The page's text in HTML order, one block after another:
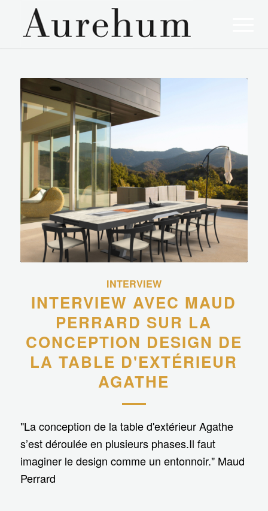
INTERVIEW
INTERVIEW AVEC MAUD
PERRARD SUR LA
CONCEPTION DESIGN DE
LA TABLE D'EXTÉRIEUR
AGATHE
"La conception de la table d'extérieur Agathe
s’est déroulée en plusieurs phases.Il faut
imaginer le design comme un entonnoir." Maud
Perrard